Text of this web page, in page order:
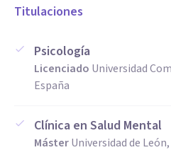
Titulaciones
Psicología
Licenciado Universidad
España
Clínica en Salud Mental
MásterUniversidad de